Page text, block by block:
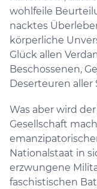
wohlfeile
nacktes
körperliche
Glück allen
Beschossenen,
Deserteuren aller
Was aber wird
Gesellschaft
Nationalstaat in
erzwungene
faschistischen